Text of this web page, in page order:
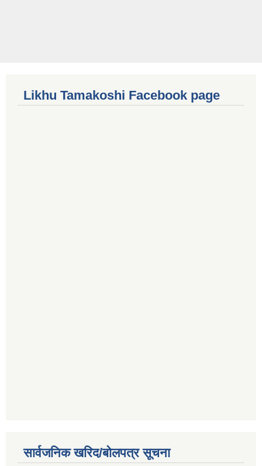
Likhu Tamakoshi Facebook page
सार्वजनिक खरिद/बोलपत्र सूचना